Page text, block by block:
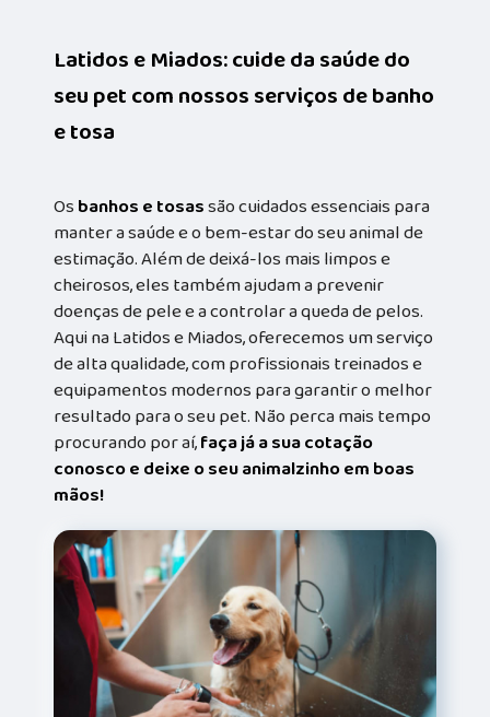
Latidos e Miados: cuide da saúde do
seu pet com nossos serviços de banho
e tosa
Osbanhos e tosassão cuidados essenciais para
manter a saúde e o bem-estar do seu animal de
estimação. Além de deixá-los mais limpos e
cheirosos, eles também ajudam a prevenir
doenças de pele e a controlar a queda de pelos.
Aqui na Latidos e Miados, oferecemos um serviço
de alta qualidade, com profissionais treinados e
equipamentos modernos para garantir o melhor
resultado para o seu pet. Não perca mais tempo
procurando por aí,faça já a sua cotação
conosco e deixe o seu animalzinho em boas
mãos!